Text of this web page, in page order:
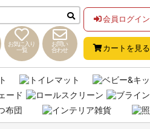
お気に入り
一覧
お問い
合わせ
会員ログイン
カートを見る